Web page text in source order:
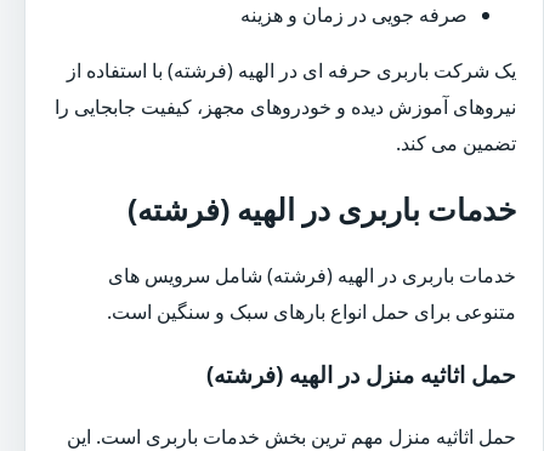
صرفه جویی در زمان و هزینه
یک شرکت باربری حرفه ای در الهیه (فرشته) با استفاده از
نیروهای آموزش دیده و خودروهای مجهز، کیفیت جابجایی را
تضمین می کند.
خدمات باربری در الهیه (فرشته)
خدمات باربری در الهیه (فرشته) شامل سرویس های
متنوعی برای حمل انواع بارهای سبک و سنگین است.
حمل اثاثیه منزل در الهیه (فرشته)
حمل اثاثیه منزل مهم ترین بخش خدمات باربری است. این